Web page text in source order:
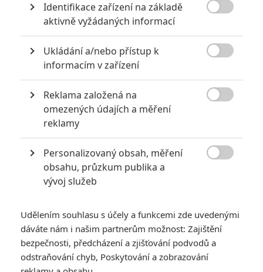
technických nákresech také pětka nových robotických
jednotek s menším popisem. Pojďme se podívat, s kým
Gipsy Avenger designově vychází ze starého Gipsyho
Dangera, jak si můžete povšimnout podle poznávacího
znamení v podobě zachovaného hrudního reaktoru. Robot
řady Mark VI ctí hrdinský odkaz svého jmenovce, který je
vlajkovou lodí flotily. Víc než jen Jaeger, je symbolem naděje.
Bracer Phoenix je série Mark V, ale vyrovná se i řadě Mk. VI .
Z hrudníku vystřeluje odstředivý vír pomocí zabudovaného
kanónu, který je stejně tak spektakulární jako smrtící.
se o jednoho z nejelegantnějších robotů, jenž je ve flotile
nejrychlejší. Tahle „fešanda" v hyperakrobatickém boji ovládá
dvojici čepelí. Je možné, že tohohle robota budou řídit ženy.
Identifikace zařízení na základě
aktivně vyžádaných informací
Ukládání a/nebo přístup k
informacím v zařízení
Reklama založená na
omezených údajích a měření
reklamy
Personalizovaný obsah, měření
obsahu, průzkum publika a
vývoj služeb
Udělením souhlasu s účely a funkcemi zde uvedenými
dáváte nám i našim partnerům možnost: Zajištění
bezpečnosti, předcházení a zjišťování podvodů a
odstraňování chyb, Poskytování a zobrazování